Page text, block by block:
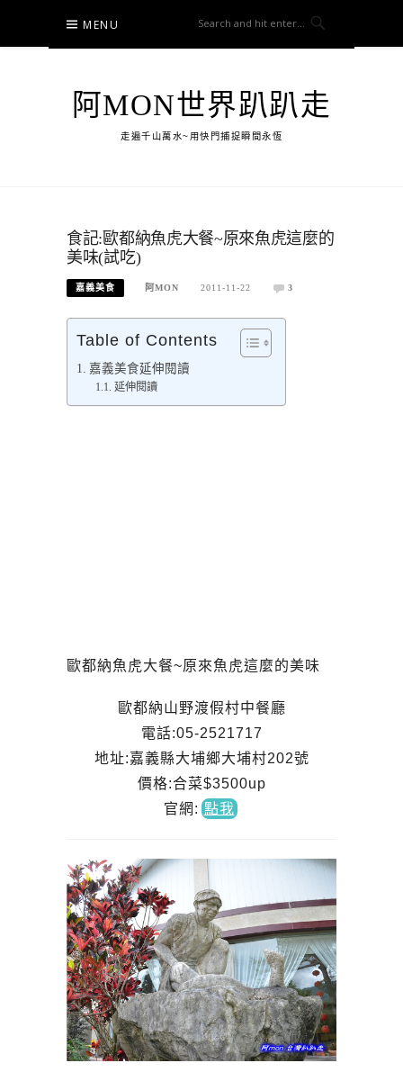
content
MENU
阿MON世界趴趴走
走遍千山萬水~用快門捕捉瞬間永恆
食記:歐都納魚虎大餐~原來魚虎這麼的
美味(試吃)
嘉義美食 阿MON 2011-11-22 3
Table of Contents
嘉義美食延伸閱讀
延伸閱讀
歐都納魚虎大餐~原來魚虎這麼的美味
歐都納山野渡假村中餐廳
電話:05-2521717
地址:嘉義縣大埔鄉大埔村202號
價格:合菜$3500up
官網 : 點我